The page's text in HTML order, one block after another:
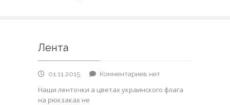
Лента
01.11.2015 Комментариев к
Лента
нет
Наши ленточки а цветах украинского флага
на рюкзаках не